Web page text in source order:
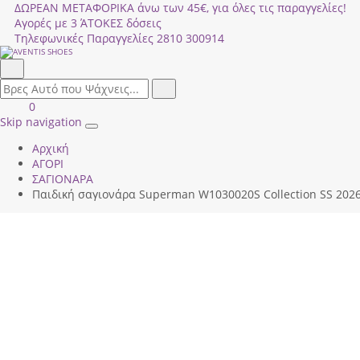
ΔΩΡΕΑΝ ΜΕΤΑΦΟΡΙΚΑ άνω των 45€, για όλες τις παραγγελίες!
Αγορές με 3 ΆΤΟΚΕΣ δόσεις
Τηλεφωνικές Παραγγελίες 2810 300914
field.search
Είσοδος
|
ΚΑΛΑΘΙ
ΑΓΟΡΩΝ
0
Skip navigation
Toggle
Αρχική
ΑΓΟΡΙ
ΣΑΓΙΟΝΑΡΑ
Παιδική σαγιονάρα Superman W1030020S Collection SS